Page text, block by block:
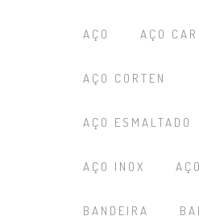
AÇO AÇO
AÇO CORTEN
AÇO ESMALTADO
AÇO INOX
BANDEIRA